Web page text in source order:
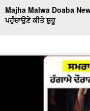
Majha Malwa Doaba
ਪਹੁੰਚਾਉਣੇ ਕੀਤੇ ਸ਼ੁਰੂ